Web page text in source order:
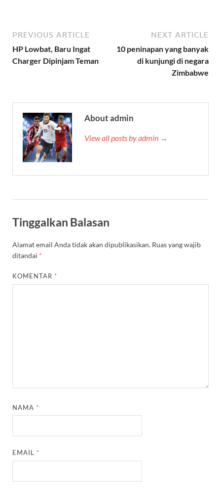
PREVIOUS ARTICLE
HP Lowbat, Baru Ingat
Charger Dipinjam Teman
NEXT ARTICLE
10 peninapan yang banyak
di kunjungi di negara
Zimbabwe
About admin
View all posts by admin →
Tinggalkan Balasan
Alamat email Anda tidak akan dipublikasikan. Ruas yang wajib
ditandai *
KOMENTAR *
NAMA *
EMAIL *